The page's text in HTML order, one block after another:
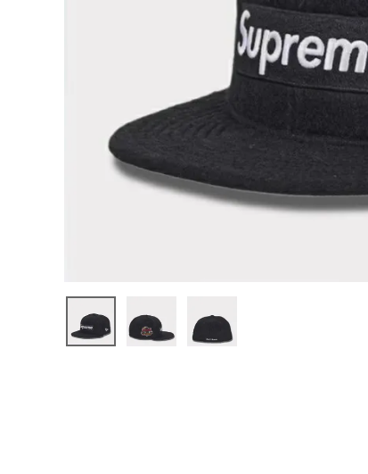
キャップ・ハット
ニット帽・ビーニー
パンツ・ショーツ